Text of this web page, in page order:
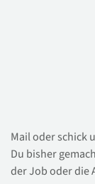
Mail oder schick
Du bisher
der Job oder die